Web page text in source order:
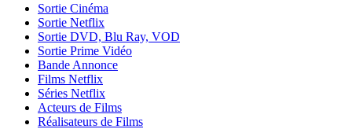
Sortie Cinéma
Sortie Netflix
Sortie DVD, Blu Ray, VOD
Sortie Prime Vidéo
Bande Annonce
Films Netflix
Séries Netflix
Acteurs de Films
Réalisateurs de Films